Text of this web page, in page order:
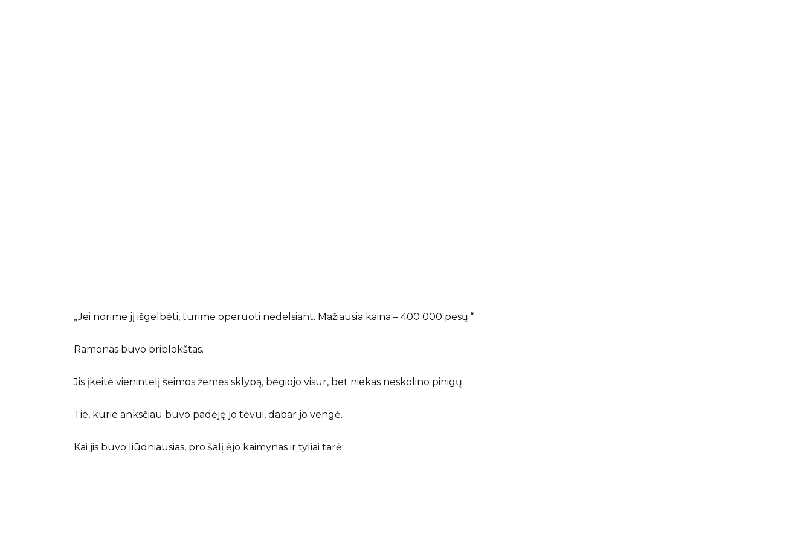
„Jei norime jį išgelbėti, turime operuoti nedelsiant. Mažiausia kaina – 400 000 pesų.“
Ramonas buvo priblokštas.
Jis įkeitė vienintelį šeimos žemės sklypą, bėgiojo visur, bet niekas neskolino pinigų.
Tie, kurie anksčiau buvo padėję jo tėvui, dabar jo vengė.
Kai jis buvo liūdniausias, pro šalį ėjo kaimynas ir tyliai tarė: